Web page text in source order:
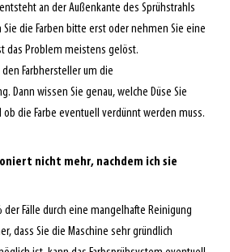
an der Außenkante des Sprühstrahls
Sie die Farben bitte erst oder nehmen Sie eine
das Problem meistens gelöst.
den Farbhersteller um die
Dann wissen Sie genau, welche Düse Sie
die Farbe eventuell verdünnt werden muss.
nicht mehr, nachdem ich sie
der Fälle durch eine mangelhafte Reinigung
dass Sie die Maschine sehr gründlich